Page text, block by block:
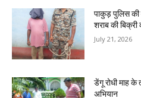
पाकुड़ पुलिस की
शराब की
July 21, 2026
डेंगू रोधी माह
अभियान